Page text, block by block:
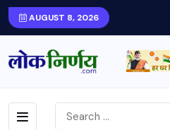
AUGUST 8, 2026